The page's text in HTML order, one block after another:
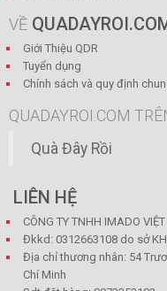
VỀ
Giới Thiệu QDR
Tuyển dụng
Chính sách và quy định
QUADAYROI.COM
Quà Đây Rồi
LIÊN HỆ
CÔNG TY TNHH IMADO
Đkkd: 0312663108 do sở
Địa chỉ thương nhân: 54
Chí Minh